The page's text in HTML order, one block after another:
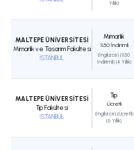
Yıllık)
MALTEPE ÜNİVERSİTESİ
Mimarlık ve Tasarım Fakültesi
İSTANBUL
Mimarlık
%50 İndirimli
(İngilizce) (%50
İndirimli) (4 Yıllık)
MALTEPE ÜNİVERSİTESİ
Tıp Fakültesi
İSTANBUL
Tıp
Ücretli
(İngilizce) (Ücretli)
(6 Yıllık)